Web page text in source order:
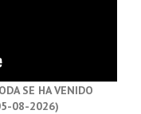
SE HA VENIDO
08-2026)